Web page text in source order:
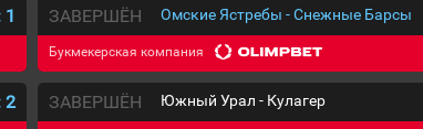
1 ЗАВЕРШЁН Омские Ястребы - Снежные Барсы
Букмекерская компания
2 ЗАВЕРШЁН Южный Урал - Кулагер